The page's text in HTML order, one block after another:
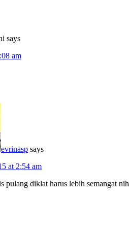
says
am
evrinasp says
at 2:54 am
pulang diklat harus lebih semangat nih